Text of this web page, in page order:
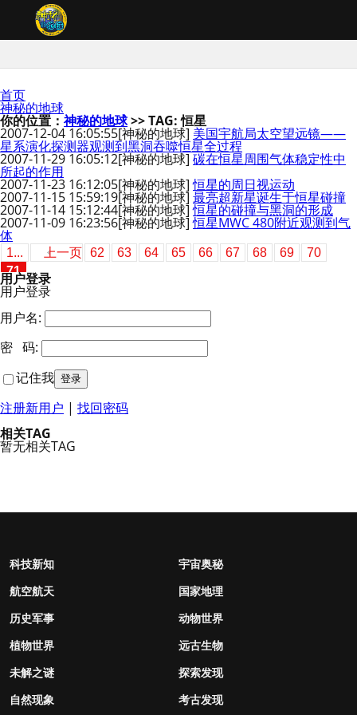
首页
神秘的地球
你的位置：神秘的地球>> TAG: 恒星
2007-12-04 16:05:55[神秘的地球] 美国宇航局太空望远镜——
星系演化探测器观测到黑洞吞噬恒星全过程
2007-11-29 16:05:12[神秘的地球] 碳在恒星周围气体稳定性中
所起的作用
2007-11-23 16:12:05[神秘的地球]恒星的周日视运动
2007-11-15 15:59:19[神秘的地球] 最亮超新星诞生于恒星碰撞
2007-11-14 15:12:44[神秘的地球]恒星的碰撞与黑洞的形成
2007-11-09 16:23:56[神秘的地球]恒星MWC 480附近观测到气
体
1... 上一页 62 63 64 65 66 67 68 69
70
71
用户登录
用户登录
用户名:
密 码:
记住我
注册新用户 | 找回密码
相关TAG
暂无相关TAG
科技新知
宇宙奥秘
航空航天
国家地理
历史军事
动物世界
植物世界
远古生物
未解之谜
探索发现
自然现象
考古发现